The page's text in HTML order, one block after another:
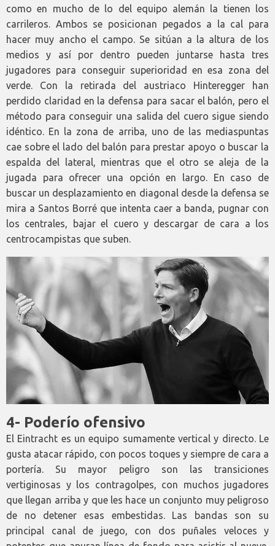
como en mucho de lo del equipo alemán la tienen los
carrileros. Ambos se posicionan pegados a la cal para
hacer muy ancho el campo. Se sitúan a la altura de los
medios y así por dentro pueden juntarse hasta tres
jugadores para conseguir superioridad en esa zona del
verde. Con la retirada del austriaco Hinteregger han
perdido claridad en la defensa para sacar el balón, pero el
método para conseguir una salida del cuero sigue siendo
idéntico. En la zona de arriba, uno de las mediaspuntas
cae sobre el lado del balón para prestar apoyo o buscar la
espalda del lateral, mientras que el otro se aleja de la
jugada para ofrecer una opción en largo. En caso de
buscar un desplazamiento en diagonal desde la defensa se
mira a Santos Borré que intenta caer a banda, pugnar con
los centrales, bajar el cuero y descargar de cara a los
centrocampistas que suben.
4- Poderío ofensivo
El Eintracht es un equipo sumamente vertical y directo. Le
gusta atacar rápido, con pocos toques y siempre de cara a
portería. Su mayor peligro son las transiciones
vertiginosas y los contragolpes, con muchos jugadores
que llegan arriba y que les hace un conjunto muy peligroso
de no detener esas embestidas. Las bandas son su
principal canal de juego, con dos puñales veloces y